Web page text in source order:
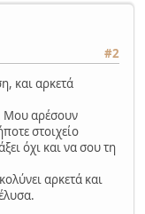
#2
και αρκετά
Μου αρέσουν
στοιχείο
όχι και να σου τη
αρκετά και